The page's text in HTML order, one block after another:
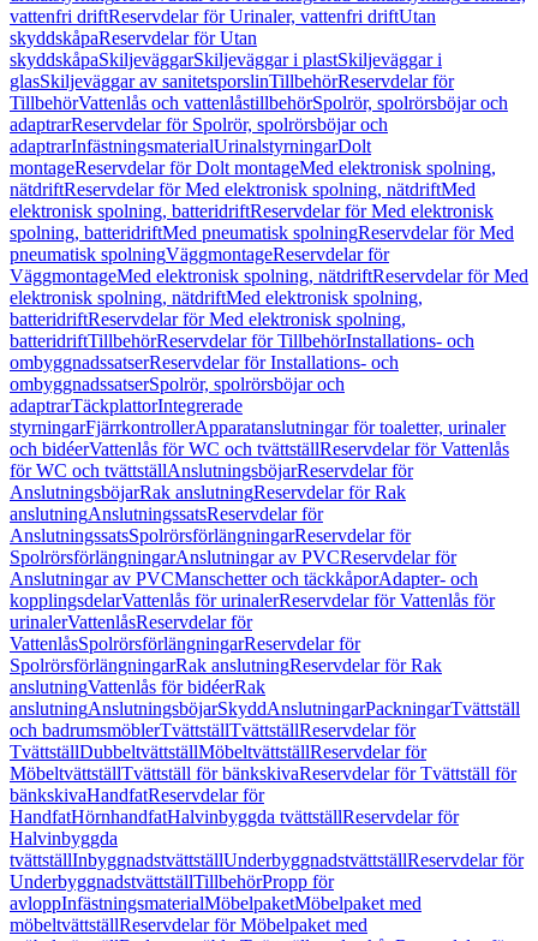
vattenfri driftReservdelar för Urinaler, vattenfri driftUtan
skyddskåpaReservdelar för Utan
skyddskåpaSkiljeväggarSkiljeväggar i plastSkiljeväggar i
glasSkiljeväggar av sanitetsporslinTillbehörReservdelar för
TillbehörVattenlås och vattenlåstillbehörSpolrör, spolrörsböjar och
adaptrarReservdelar för Spolrör, spolrörsböjar och
adaptrarInfästningsmaterialUrinalstyrningarDolt
montageReservdelar för Dolt montageMed elektronisk spolning,
nätdriftReservdelar för Med elektronisk spolning, nätdriftMed
elektronisk spolning, batteridriftReservdelar för Med elektronisk
spolning, batteridriftMed pneumatisk spolningReservdelar för Med
pneumatisk spolningVäggmontageReservdelar för
VäggmontageMed elektronisk spolning, nätdriftReservdelar för Med
elektronisk spolning, nätdriftMed elektronisk spolning,
batteridriftReservdelar för Med elektronisk spolning,
batteridriftTillbehörReservdelar för TillbehörInstallations- och
ombyggnadssatserReservdelar för Installations- och
ombyggnadssatserSpolrör, spolrörsböjar och
adaptrarTäckplattorIntegrerade
styrningarFjärrkontrollerApparatanslutningar för toaletter, urinaler
och bidéerVattenlås för WC och tvättställReservdelar för Vattenlås
för WC och tvättställAnslutningsböjarReservdelar för
AnslutningsböjarRak anslutningReservdelar för Rak
anslutningAnslutningssatsReservdelar för
AnslutningssatsSpolrörsförlängningarReservdelar för
SpolrörsförlängningarAnslutningar av PVCReservdelar för
Anslutningar av PVCManschetter och täckkåporAdapter- och
kopplingsdelarVattenlås för urinalerReservdelar för Vattenlås för
urinalerVattenlåsReservdelar för
VattenlåsSpolrörsförlängningarReservdelar för
SpolrörsförlängningarRak anslutningReservdelar för Rak
anslutningVattenlås för bidéerRak
anslutningAnslutningsböjarSkyddAnslutningarPackningarTvättställ
och badrumsmöblerTvättställTvättställReservdelar för
TvättställDubbeltvättställMöbeltvättställReservdelar för
MöbeltvättställTvättställ för bänkskivaReservdelar för Tvättställ för
bänkskivaHandfatReservdelar för
HandfatHörnhandfatHalvinbyggda tvättställReservdelar för
Halvinbyggda
tvättställInbyggnadstvättställUnderbyggnadstvättställReservdelar för
UnderbyggnadstvättställTillbehörPropp för
avloppInfästningsmaterialMöbelpaketMöbelpaket med
möbeltvättställReservdelar för Möbelpaket med